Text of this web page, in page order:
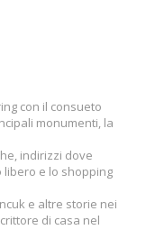
con il consueto
monumenti, la
indirizzi dove
libero e lo shopping
e altre storie nei
di casa nel